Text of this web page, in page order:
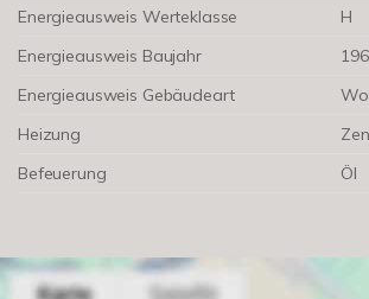
Energieausweis Werteklasse
H
Energieausweis Baujahr
Energieausweis Gebäudeart
Heizung
Befeuerung
Öl